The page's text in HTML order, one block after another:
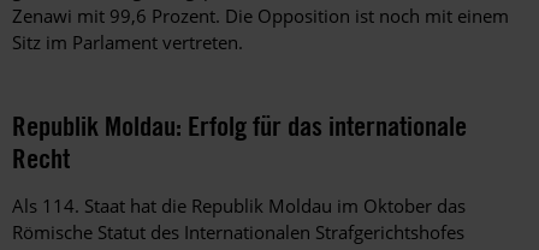
Zenawi mit 99,6 Prozent. Die Opposition ist noch mit einem
Sitz im Parlament vertreten.
Republik Moldau: Erfolg für das internationale
Recht
Als 114. Staat hat die Republik Moldau im Oktober das
Römische Statut des Internationalen Straf­gerichtshofes